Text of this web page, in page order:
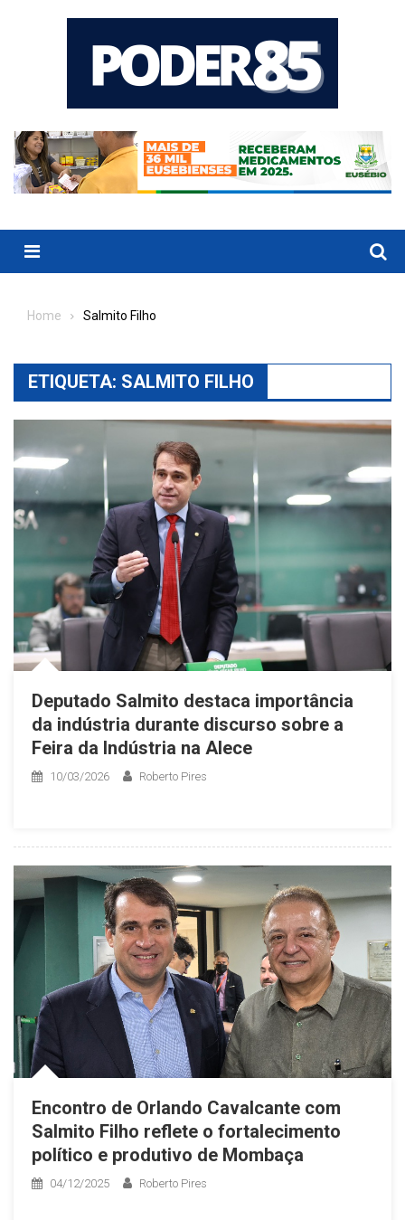
Menu
Home Salmito Filho
ETIQUETA: SALMITO FILHO
Deputado Salmito destaca importância
da indústria durante discurso sobre a
Feira da Indústria na Alece
10/03/2026 Roberto Pires
Encontro de Orlando Cavalcante com
Salmito Filho reflete o fortalecimento
político e produtivo de Mombaça
04/12/2025 Roberto Pires